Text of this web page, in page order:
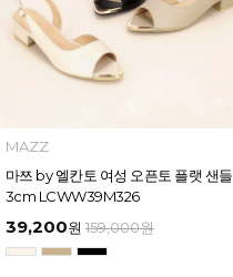
MAZZ
마쯔 by 엘칸토 여성 오픈토 플랫 샌들
3cm LCWW39M326
39,200원 159,000원